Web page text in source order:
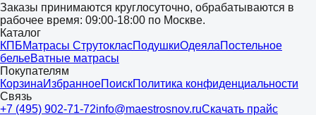
Заказы принимаются круглосуточно, обрабатываются в
рабочее время: 09:00-18:00 по Москве.
Каталог
КПБМатрасы СтрутокласПодушкиОдеялаПостельное
бельеВатные матрасы
Покупателям
КорзинаИзбранноеПоискПолитика конфиденциальности
Связь
+7 (495) 902-71-72info@maestrosnov.ruСкачать прайс